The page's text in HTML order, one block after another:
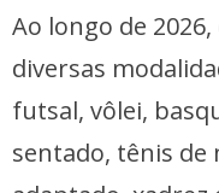
Ao longo de
diversas
futsal, vôlei,
sentado, tênis de